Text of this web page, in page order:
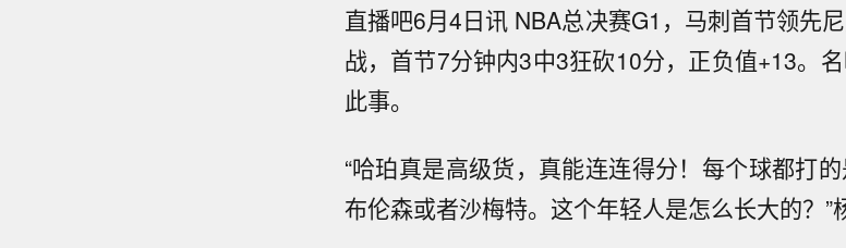
直播吧6月4日讯 NBA总决赛G1，马刺首节领先
战，首节7分钟内3中3狂砍10分，正负值+13。
此事。
“哈珀真是高级货，真能连连得分！每个球都打
布伦森或者沙梅特。这个年轻人是怎么长大的？”